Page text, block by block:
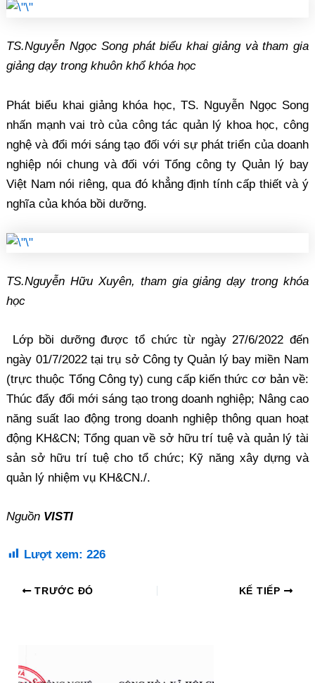
TS.Nguyễn Ngọc Song phát biểu khai giảng và tham gia
giảng dạy trong khuôn khổ khóa học
Phát biểu khai giảng khóa học, TS. Nguyễn Ngọc Song
nhấn mạnh vai trò của công tác quản lý khoa học, công
nghệ và đổi mới sáng tạo đối với sự phát triển của doanh
nghiệp nói chung và đối với Tổng công ty Quản lý bay
Việt Nam nói riêng, qua đó khẳng định tính cấp thiết và ý
nghĩa của khóa bồi dưỡng.
TS.Nguyễn Hữu Xuyên, tham gia giảng dạy trong khóa
học
Lớp bồi dưỡng được tổ chức từ ngày 27/6/2022 đến
ngày 01/7/2022 tại trụ sở Công ty Quản lý bay miền Nam
(trực thuộc Tổng Công ty) cung cấp kiến thức cơ bản về:
Thúc đẩy đổi mới sáng tạo trong doanh nghiệp; Nâng cao
năng suất lao động trong doanh nghiệp thông quan hoạt
động KH&CN; Tổng quan về sở hữu trí tuệ và quản lý tài
sản sở hữu trí tuệ cho tổ chức; Kỹ năng xây dựng và
quản lý nhiệm vụ KH&CN./.
Nguồn VISTI
Lượt xem: 226
TRƯỚC ĐÓ KẾ TIẾP